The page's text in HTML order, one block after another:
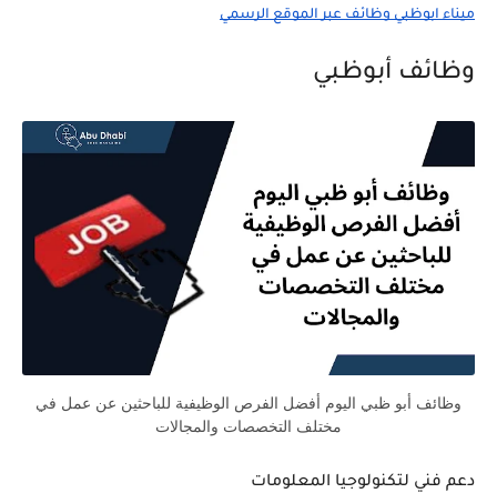
ميناء ابوظبي وظائف عبر الموقع الرسمي
وظائف أبوظبي
وظائف أبو ظبي اليوم أفضل الفرص الوظيفية للباحثين عن عمل في
مختلف التخصصات والمجالات
دعم فني لتكنولوجيا المعلومات